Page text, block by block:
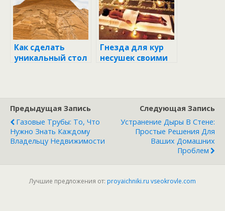
Как сделать
уникальный стол
советы
Гнезда для кур
несушек своими
Предыдущая Запись
Газовые Трубы: То, Что
Нужно Знать Каждому
Владельцу Недвижимости
Следующая Запись
Устранение Дыры В Стене:
Простые Решения Для
Ваших Домашних
Проблем
Лучшие предложения от: proyaichniki.ru vseokrovle.com